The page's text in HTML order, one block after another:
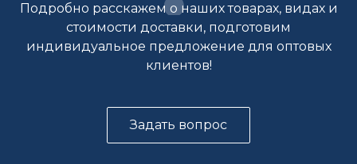
Подробно расскажем о наших товарах, видах и
стоимости доставки, подготовим
индивидуальное предложение для оптовых
клиентов!
Задать вопрос